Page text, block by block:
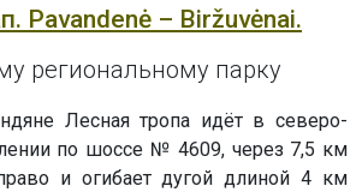
Pavandenė – Biržuvėnai.
региональному парку
Лесная тропа идёт в северо-
по шоссе № 4609, через 7,5 км
и огибает дугой длиной 4 км